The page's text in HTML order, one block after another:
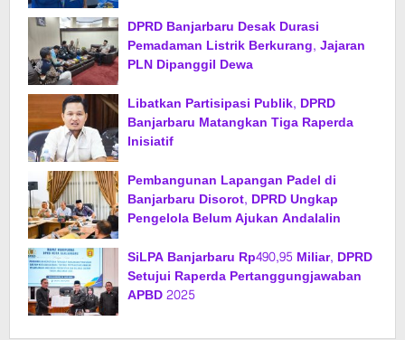
DPRD Banjarbaru Desak Durasi
Pemadaman Listrik Berkurang, Jajaran
PLN Dipanggil Dewa
Libatkan Partisipasi Publik, DPRD
Banjarbaru Matangkan Tiga Raperda
Inisiatif
Pembangunan Lapangan Padel di
Banjarbaru Disorot, DPRD Ungkap
Pengelola Belum Ajukan Andalalin
SiLPA Banjarbaru Rp490,95 Miliar, DPRD
Setujui Raperda Pertanggungjawaban
APBD 2025